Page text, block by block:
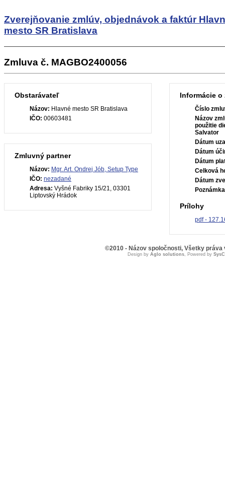
Zverejňovanie zmlúv, objednávok a faktúr
mesto SR Bratislava
Zmluva č. MAGBO2400056
Obstarávateľ
Názov: Hlavné mesto SR Bratislava
IČO: 00603481
Zmluvný partner
Názov: Mgr. Art. Ondrej Jób, Setup Type
IČO: nezadané
Adresa: Vyšné Fabriky 15/21, 03301
Liptovský Hrádok
Informácie o
Číslo
Názov
použitie
Salvator
Dátum
Dátum
Dátum
Celková
Dátum
Prílohy
pdf -
©2010 - Názov spoločnosti, Všetky práva
Design by Aglo solutions, Powered by